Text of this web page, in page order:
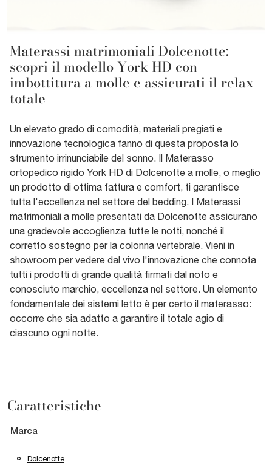
Materassi matrimoniali Dolcenotte:
scopri il modello York HD con
imbottitura a molle e assicurati il relax
totale
Un elevato grado di comodità, materiali pregiati e
innovazione tecnologica fanno di questa proposta lo
strumento irrinunciabile del sonno. Il Materasso
ortopedico rigido York HD di Dolcenotte a molle, o meglio
un prodotto di ottima fattura e comfort, ti garantisce
tutta l'eccellenza nel settore del bedding. I Materassi
matrimoniali a molle presentati da Dolcenotte assicurano
una gradevole accoglienza tutte le notti, nonché il
corretto sostegno per la colonna vertebrale. Vieni in
showroom per vedere dal vivo l'innovazione che connota
tutti i prodotti di grande qualità firmati dal noto e
conosciuto marchio, eccellenza nel settore. Un elemento
fondamentale dei sistemi letto è per certo il materasso:
occorre che sia adatto a garantire il totale agio di
ciascuno ogni notte.
Caratteristiche
Marca
Dolcenotte